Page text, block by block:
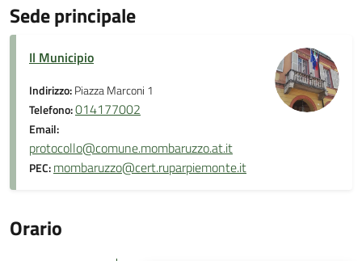
Sede principale
Il Municipio
Indirizzo:Piazza Marconi 1
Telefono:014177002
Email:
protocollo@comune.mombaruzzo.at.it
PEC:mombaruzzo@cert.ruparpiemonte.it
Orario